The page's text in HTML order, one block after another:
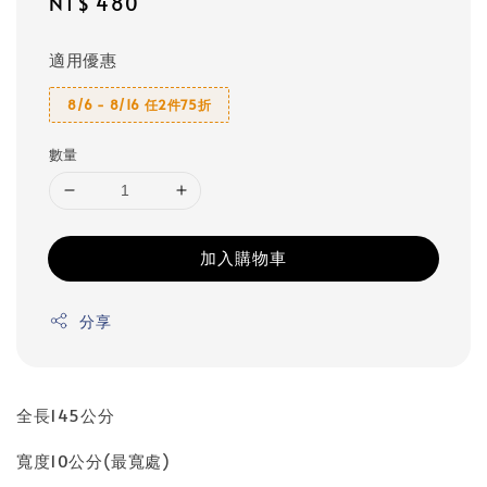
適用優惠
8/6 - 8/16 任2件75折
數量
加入購物車
分享
全長145公分
寬度10公分(最寬處)